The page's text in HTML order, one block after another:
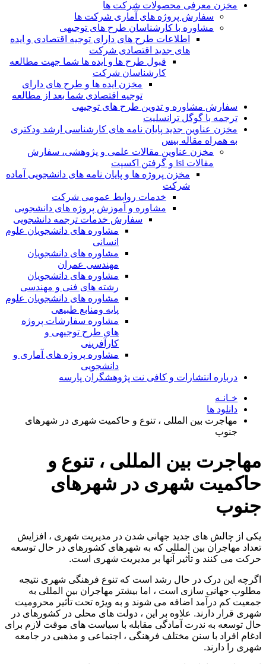
مخزن معرفی محصولات شرکت ها
سفارش پروژه های آماری شرکت ها
مشاوره با کارشناسان طرح های توجیهی
اطلاعات طرح های دارای توجیه اقتصادی و ایده
های جدید اقتصادی شرکت
قبول طرح ها و ایده ها شما جهت مطالعه
کارشناسان شرکت
مخزن ایده ها و طرح های دارای
توجیه اقتصادی شما بعد از مطالعه
سفارش مشاوره و تدوین طرح های توجیهی
ترجمه با گوگل ترانسلیت
مخزن عناوین جدید پایان نامه های کارشناسی ارشد ودکتری
به همراه مقاله بیس
مخزن عناوین مقالات علمی و پژوهشی، سفارش
مقالات isi و گرفتن اکسپت
مخزن پروژه ها و پایان نامه های دانشجویی آماده
شرکت
خدمات روابط عمومی شرکت
مشاوره و آموزش پروژه های دانشجویی
سفارش خدمات ترجمه دانشجویی
مشاوره های دانشجویان علوم
انسانی
مشاوره های دانشجویان
مهندسی عمران
مشاوره های دانشجویان
رشته های فنی و مهندسی
مشاوره های دانشجویان علوم
پایه ومنابع طبیعی
مشاوره سفارشات پروژه
های طرح توجیهی و
کارآفرینی
مشاوره پروژه های آماری و
دانشجویی
درباره انتشارات و کافی نت پژوهشگران پارسه
خـانـه
دانلود ها
مهاجرت بین المللی ، تنوع و حاکمیت شهری در شهرهای
جنوب
مهاجرت بین المللی ، تنوع و
حاکمیت شهری در شهرهای
جنوب
یکی از چالش های جدید جهانی شدن در مدیریت شهری ، افزایش
تعداد مهاجران بین المللی که به شهرهای کشورهای در حال توسعه
حرکت می کنند و تأثیر آنها بر مدیریت شهری است.
اگرچه این درک در حال رشد است که تنوع فرهنگی شهری نتیجه
مطلوب جهانی سازی است ، اما بیشتر مهاجران بین المللی به
جمعیت کم درآمد اضافه می شوند و به ویژه تحت تأثیر محرومیت
شهری قرار دارند. علاوه بر این ، دولت های محلی در کشورهای در
حال توسعه به ندرت آمادگی مقابله با سیاست های موقت لازم برای
ادغام افراد با سنن مختلف فرهنگی ، اجتماعی و مذهبی در جامعه
شهری را دارند.